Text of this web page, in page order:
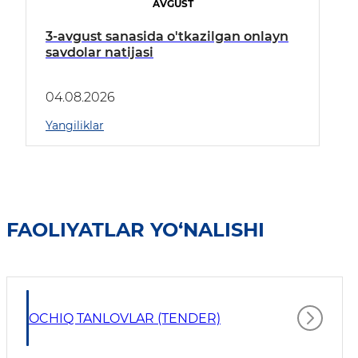
AVGUST
3-avgust sanasida o'tkazilgan onlayn
savdolar natijasi
04.08.2026
Yangiliklar
FAOLIYATLAR YO‘NALISHI
OCHIQ TANLOVLAR (TENDER)